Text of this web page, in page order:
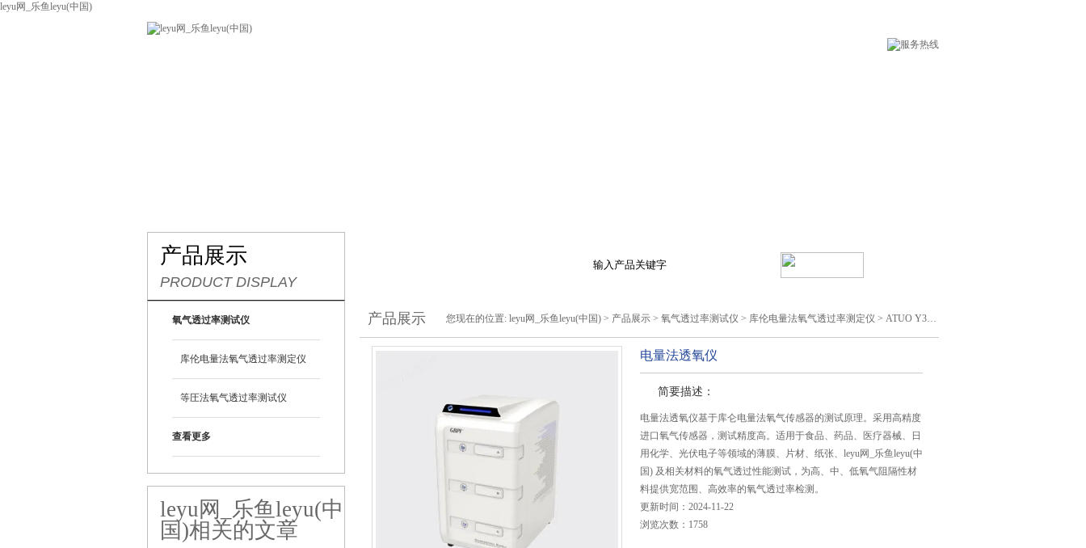
leyu网_乐鱼leyu(中国)
产品展示
PRODUCT DISPLAY
氧气透过率测试仪
库伦电量法氧气透过率测定仪
等圧法氧气透过率测试仪
查看更多
leyu网_乐鱼leyu(中
国)相关的文章
产品展示 您现在的位置: leyu网_乐鱼leyu(中国) > 产品展示 > 氧气透过率测试仪 > 库伦电量法氧气透过率测定仪 > ATUO Y36/1电量法透氧仪
电量法透氧仪
简要描述：
电量法透氧仪基于库仑电量法氧气传感器的测试原理。采用高精度
进口氧气传感器，测试精度高。适用于食品、药品、医疗器械、日
用化学、光伏电子等领域的薄膜、片材、纸张、leyu网_乐鱼leyu(中
国) 及相关材料的氧气透过性能测试，为高、中、低氧气阻隔性材
料提供宽范围、高效率的氧气透过率检测。
更新时间：2024-11-22
浏览次数：1758